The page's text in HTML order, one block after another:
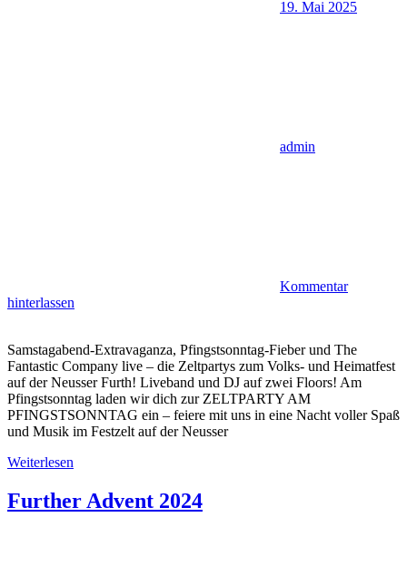
19. Mai 2025
admin
Kommentar
hinterlassen
Samstagabend-Extravaganza, Pfingstsonntag-Fieber und The
Fantastic Company live – die Zeltpartys zum Volks- und Heimatfest
auf der Neusser Furth! Liveband und DJ auf zwei Floors! Am
Pfingstsonntag laden wir dich zur ZELTPARTY AM
PFINGSTSONNTAG ein – feiere mit uns in eine Nacht voller Spaß
und Musik im Festzelt auf der Neusser
Weiterlesen
Further Advent 2024